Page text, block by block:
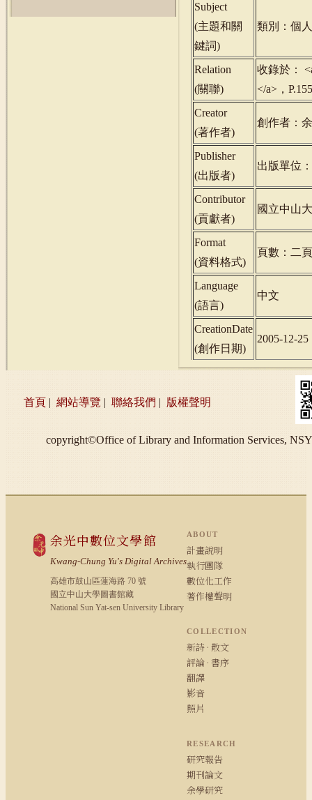
Subject
(主題和關
鍵詞)
類別：個
Relation
(關聯)
收錄於：
</a>，
Creator
(著作者)
創作者：
Publisher
(出版者)
出版單位
Contributor
(貢獻者)
國立中山
Format
(資料格式)
頁數：二頁
Language
(語言)
中文
CreationDate
(創作日期)
2005-12-25
首頁 | 網站導覽 | 聯絡我們 | 版權聲明
copyright©Office of Library and Information Services,
余光中數位文學館
Kwang-Chung Yu's Digital Archives
高雄市鼓山區蓮海路 70 號
國立中山大學圖書館藏
National Sun Yat-sen University Library
ABOUT
計畫說明
執行團隊
數位化工作
著作權聲明
COLLECTION
新詩 · 散文
評論 · 書序
翻譯
影音
照片
RESEARCH
研究報告
期刊論文
余學研究